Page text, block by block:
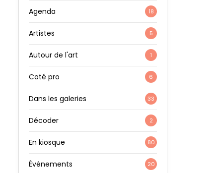
Agenda 18
Artistes 5
Autour de l'art 1
Coté pro 6
Dans les galeries 33
Décoder 2
En kiosque 80
Événements 20